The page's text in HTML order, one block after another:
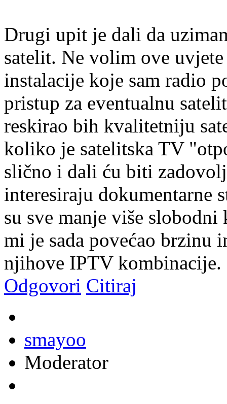
Drugi upit je dali da
satelit. Ne volim ove
instalacije koje sam radio
pristup za eventualnu
reskirao bih kvalitetniju
koliko je satelitska TV
slično i dali ću biti
interesiraju dokumentarne
su sve manje više slobodni
mi je sada povećao brzinu
njihove IPTV kombinacije.
Odgovori Citiraj
smayoo
Moderator